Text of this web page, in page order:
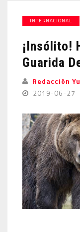
INTERNACIONAL
¡Insólito!
Guarida
Redacción
2019-06-27